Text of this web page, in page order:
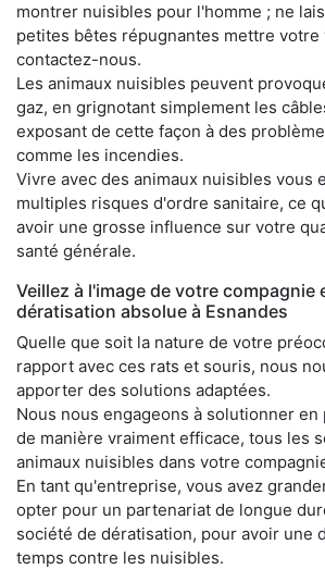
montrer nuisibles pour l'homme ; ne
petites bêtes répugnantes mettre
contactez-nous.
Les animaux nuisibles peuvent
gaz, en grignotant simplement les
exposant de cette façon à des
comme les incendies.
Vivre avec des animaux nuisibles vous
multiples risques d'ordre sanitaire, ce
avoir une grosse influence sur votre
santé générale.
Veillez à l'image de votre compagnie
dératisation absolue à Esnandes
Quelle que soit la nature de votre
rapport avec ces rats et souris, nous
apporter des solutions adaptées.
Nous nous engageons à solutionner
de manière vraiment efficace, tous les
animaux nuisibles dans votre
En tant qu'entreprise, vous avez
opter pour un partenariat de longue
société de dératisation, pour avoir une
temps contre les nuisibles.